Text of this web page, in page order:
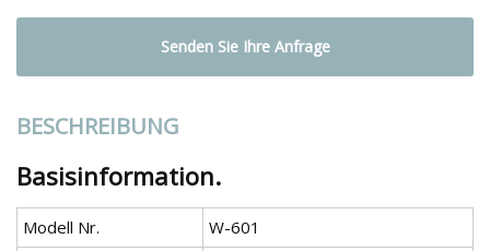
Senden Sie Ihre Anfrage
BESCHREIBUNG
Basisinformation.
Modell Nr.
W-601